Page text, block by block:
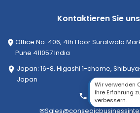
Kontaktieren Sie
Office No. 406, 4th Floor Suratwala
Pune 411057 India
Japan: 16-8, Higashi 1-chome,
Japan
+1-252-552-
✉
Wir verwenden
Ihre Erfahrung
verbessern.